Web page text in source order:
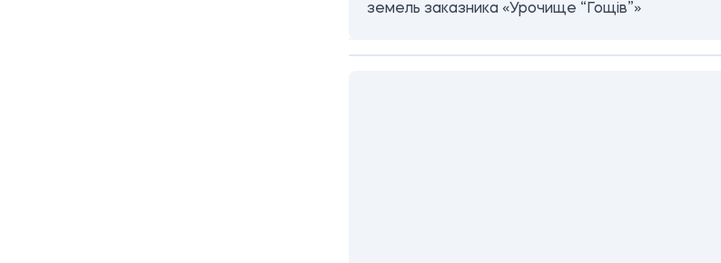
земель заказника «Урочище “Гощів”»